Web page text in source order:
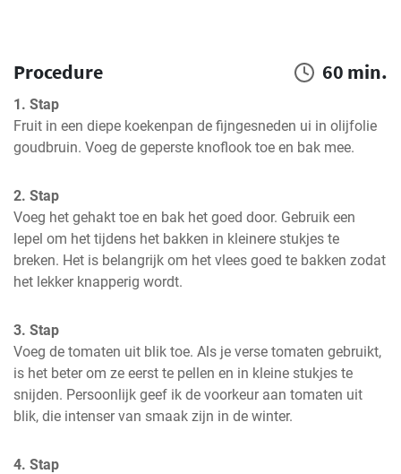
Procedure 60 min.
1. Stap
Fruit in een diepe koekenpan de fijngesneden ui in olijfolie
goudbruin. Voeg de geperste knoflook toe en bak mee.
2. Stap
Voeg het gehakt toe en bak het goed door. Gebruik een
lepel om het tijdens het bakken in kleinere stukjes te
breken. Het is belangrijk om het vlees goed te bakken zodat
het lekker knapperig wordt.
3. Stap
Voeg de tomaten uit blik toe. Als je verse tomaten gebruikt,
is het beter om ze eerst te pellen en in kleine stukjes te
snijden. Persoonlijk geef ik de voorkeur aan tomaten uit
blik, die intenser van smaak zijn in de winter.
4. Stap